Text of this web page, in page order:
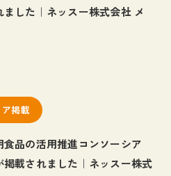
した｜ネッスー株式会社 メ
掲載
品の活用推進コンソーシア
載されました｜ネッスー株式